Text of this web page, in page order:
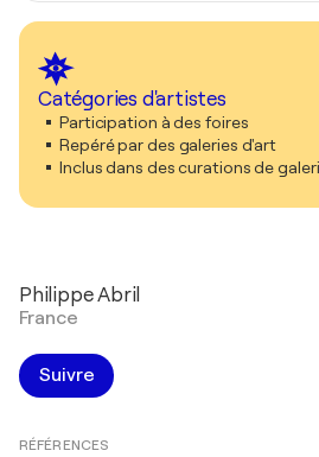
Catégories d'artistes
Participation à des foires
Repéré par des galeries d'art
Inclus dans des curations de
Philippe Abril
France
Suivre
RÉFÉRENCES